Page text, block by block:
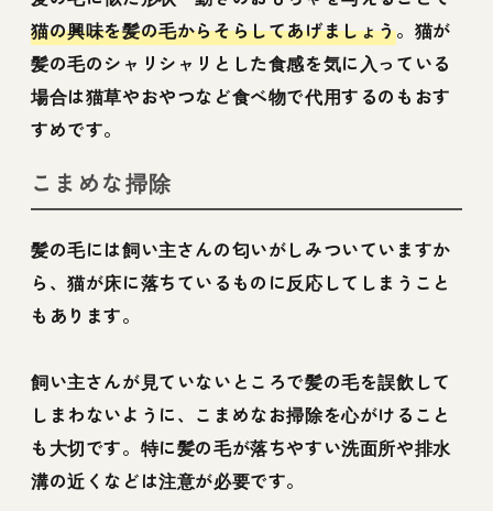
猫の興味を髪の毛からそらしてあげましょう。猫が
髪の毛のシャリシャリとした食感を気に入っている
場合は猫草やおやつなど食べ物で代用するのもおす
すめです。
こまめな掃除
髪の毛には飼い主さんの匂いがしみついていますか
ら、猫が床に落ちているものに反応してしまうこと
もあります。
飼い主さんが見ていないところで髪の毛を誤飲して
しまわないように、こまめなお掃除を心がけること
も大切です。特に髪の毛が落ちやすい洗面所や排水
溝の近くなどは注意が必要です。